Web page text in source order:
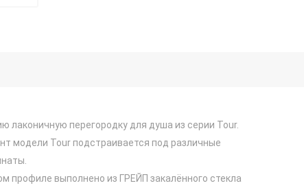
лаконичную перегородку для душа из серии Tour.
модели Tour подстраивается под различные
профиле выполнено из ГРЕЙП закалённого стекла